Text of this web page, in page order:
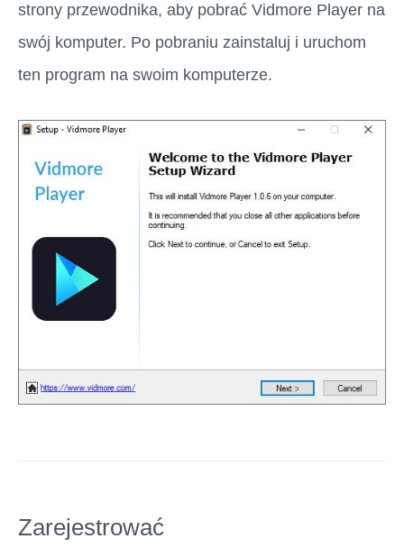
strony przewodnika, aby pobrać Vidmore Player na
swój komputer. Po pobraniu zainstaluj i uruchom
ten program na swoim komputerze.
Zarejestrować